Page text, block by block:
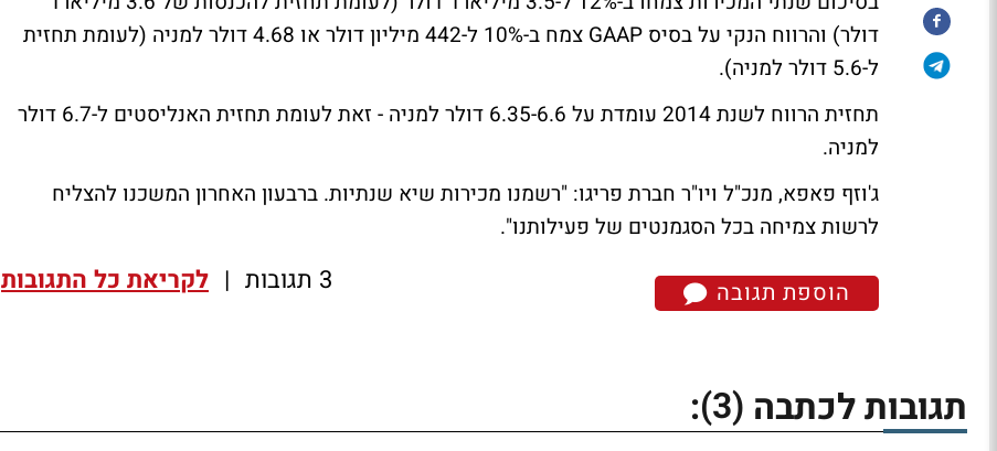
דולר) והרווח הנקי על בסיס GAAP צמח ב-10% ל-442 מיליון דולר או 4.68 דולר למניה (לעומת תחזית
ל-5.6 דולר למניה).
תחזית הרווח לשנת 2014 עומדת על 6.35-6.6 דולר למניה - זאת לעומת תחזית האנליסטים ל-6.7 דולר
למניה.
ג'וזף פאפא, מנכ"ל ויו"ר חברת פריגו: "רשמנו מכירות שיא שנתיות. ברבעון האחרון המשכנו להצליח
לרשות צמיחה בכל הסגמנטים של פעילותנו".
הוספת תגובה 3 תגובות | לקריאת כל התגובות
תגובות לכתבה (3)
: